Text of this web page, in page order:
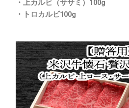
・上カルビ（ササミ）100g
・トロカルビ100g